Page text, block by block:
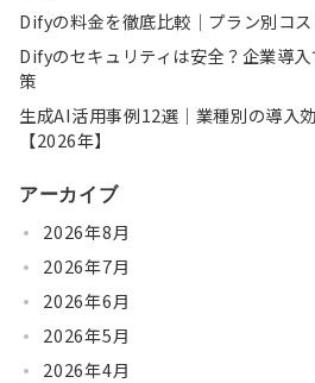
Difyの料金を徹底比較｜プラン別コ
Difyのセキュリティは安全？企業導
策
生成AI活用事例12選｜業種別の導入
【2026年】
アーカイブ
2026年8月
2026年7月
2026年6月
2026年5月
2026年4月